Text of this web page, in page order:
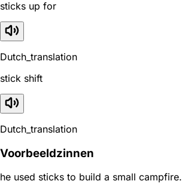
sticks up for
Dutch_translation
stick shift
Dutch_translation
Voorbeeldzinnen
he used sticks to build a small campfire.